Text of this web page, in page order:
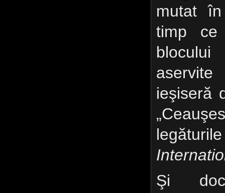
mutat
timp ce
blocului
ieşiseră
Şi